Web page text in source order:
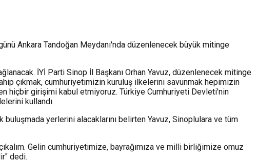
Ankara Tandoğan Meydanı'nda düzenlenecek büyük mitinge
İYİ Parti Sinop İl Başkanı Orhan Yavuz, düzenlenecek mitinge
çıkmak, cumhuriyetimizin kuruluş ilkelerini savunmak hepimizin
hiçbir girişimi kabul etmiyoruz. Türkiye Cumhuriyeti Devleti'nin
kullandı.
yerlerini alacaklarını belirten Yavuz, Sinoplulara ve tüm
Gelin cumhuriyetimize, bayrağımıza ve milli birliğimize omuz
dedi.